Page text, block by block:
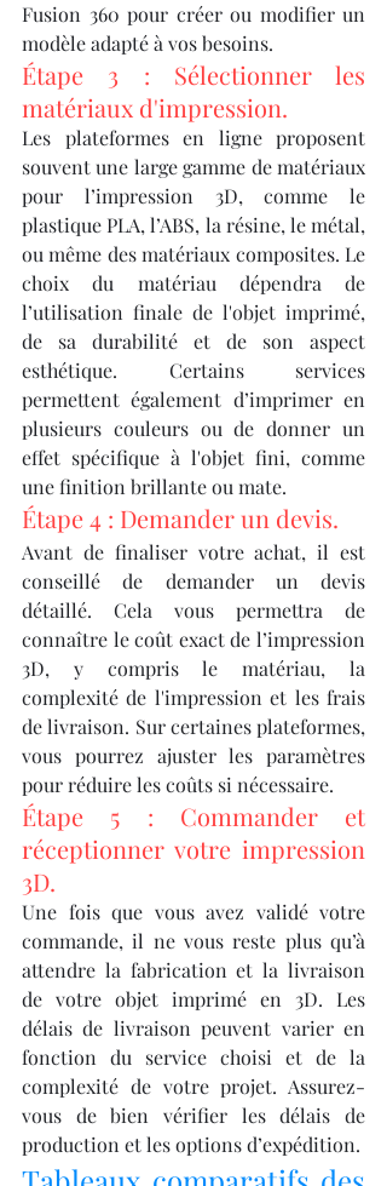
Fusion 360 pour créer ou modifier un
modèle adapté à vos besoins.
Étape 3 : Sélectionner les
matériaux d'impression.
Les plateformes en ligne proposent
souvent une large gamme de matériaux
pour l’impression 3D, comme le
plastique PLA, l’ABS, la résine, le métal,
ou même des matériaux composites. Le
choix du matériau dépendra de
l’utilisation finale de l'objet imprimé,
de sa durabilité et de son aspect
esthétique. Certains services
permettent également d’imprimer en
plusieurs couleurs ou de donner un
effet spécifique à l'objet fini, comme
une finition brillante ou mate.
Étape 4 : Demander un devis.
Avant de finaliser votre achat, il est
conseillé de demander un devis
détaillé. Cela vous permettra de
connaître le coût exact de l’impression
3D, y compris le matériau, la
complexité de l'impression et les frais
de livraison. Sur certaines plateformes,
vous pourrez ajuster les paramètres
pour réduire les coûts si nécessaire.
Étape 5 : Commander et
réceptionner votre impression
3D.
Une fois que vous avez validé votre
commande, il ne vous reste plus qu’à
attendre la fabrication et la livraison
de votre objet imprimé en 3D. Les
délais de livraison peuvent varier en
fonction du service choisi et de la
complexité de votre projet. Assurez-
vous de bien vérifier les délais de
production et les options d’expédition.